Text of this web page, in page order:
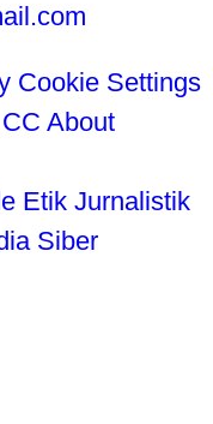
Cookie Settings
About
Etik Jurnalistik
Siber